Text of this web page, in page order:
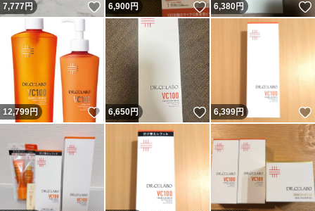
7,777円 いいね！
6,900円 いいね！
6,380円
12,799円 いいね！
6,650円 いいね！
6,399円